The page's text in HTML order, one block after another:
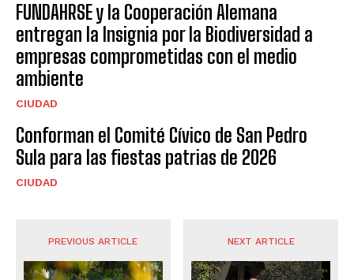
FUNDAHRSE y la Cooperación Alemana
entregan la Insignia por la Biodiversidad a
empresas comprometidas con el medio
ambiente
CIUDAD
Conforman el Comité Cívico de San Pedro
Sula para las fiestas patrias de 2026
CIUDAD
PREVIOUS ARTICLE NEXT ARTICLE